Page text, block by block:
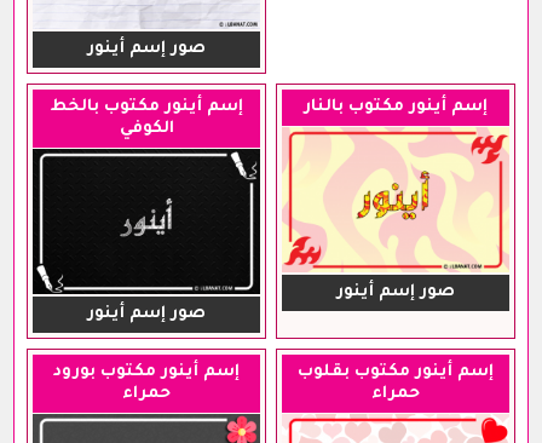
صور إسم أينور
إسم أينور مكتوب بالنار
صور إسم أينور
إسم أينور مكتوب بالخط
الكوفي
صور إسم أينور
إسم أينور مكتوب بقلوب
حمراء
إسم أينور مكتوب بورود
حمراء